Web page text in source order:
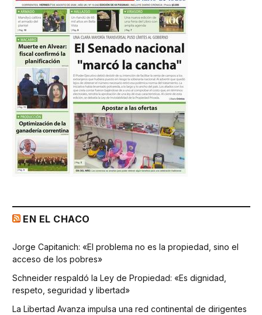
EN EL CHACO
Jorge Capitanich: «El problema no es la propiedad, sino el
acceso de los pobres»
Schneider respaldó la Ley de Propiedad: «Es dignidad,
respeto, seguridad y libertad»
La Libertad Avanza impulsa una red continental de dirigentes